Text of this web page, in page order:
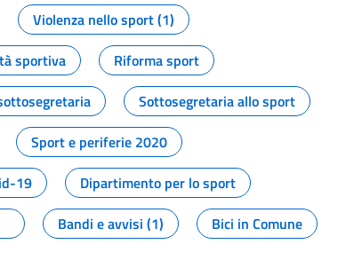
Violenza nello sport (1)
sportiva
Riforma sport
Sottosegretaria allo sport
Sport e periferie 2020
19
Dipartimento per lo sport
Bandi e avvisi (1) Bici in Comune